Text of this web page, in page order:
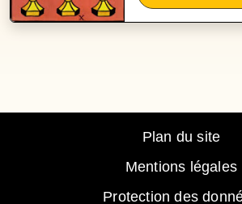
Plan du site
Mentions légales
Protection des